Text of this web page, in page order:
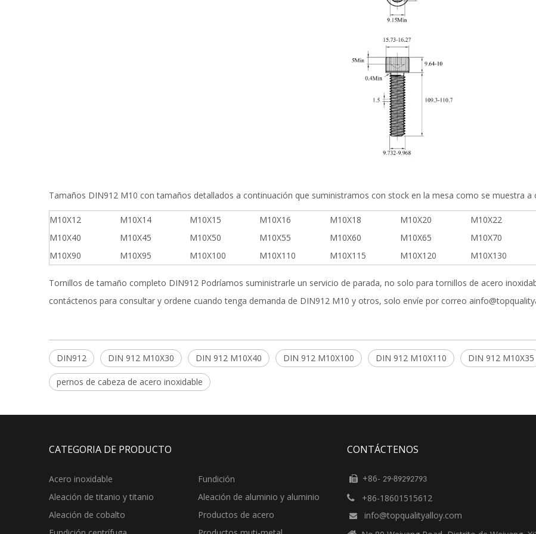
Tamaños DIN912 M10 con tamaños detallados a continuación que suministramos con stock en la mesa como se muestra a
M10X12 M10X14 M10X15 M10X16 M10X18 M10X20 M10X22
M10X40
M10X45 M10X50 M10X55 M10X60 M10X65 M10X70
M10X90
M10X95 M10X100 M10X110 M10X115 M10X120 M10X130
Tornillos de tamaño completo DIN912 Podríamos suministrarle un servicio de parada, no solo para tornillos de acero
contáctenos para consultar y ordene cuando tenga demanda de DIN912 M10 y otros, solo envíe por correo a
DIN912 DIN 912 M10X30 DIN 912 M10X40 DIN 912 M10X100 DIN 912 M10X110 DIN 912 M10X35
pernos de cabeza de acero inoxidable
CATEGORIA DE PRODUCTO
Acero inoxidable
Aleación de titanio y titanio
Aleación de cobalto
Fundición
Aleación de aluminio y aluminio
Productos de acero
CONTÁCTENOS
 +86- 29-89292793
 +86-18601515612
 info@topqualityalloy.com